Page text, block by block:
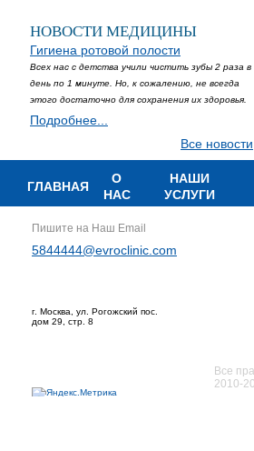
НОВОСТИ МЕДИЦИНЫ
Гигиена ротовой полости
Всех нас с детства учили чистить зубы 2 раза в
день по 1 минуте. Но, к сожалению, не всегда
этого достаточно для сохранения их здоровья.
Подробнее...
Все новости
ГЛАВНАЯ
О
НАС
НАШИ
УСЛУГИ
Пишите на Наш Email
5844444@evroclinic.com
г. Москва, ул. Рогожский пос.
дом 29, стр. 8
Все
2010-